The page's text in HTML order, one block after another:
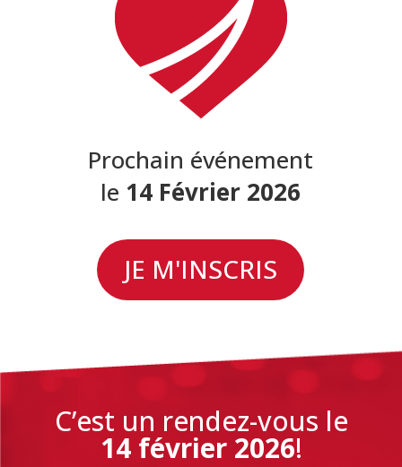
Prochain événement
le 14 Février 2026
JE M'INSCRIS
C’est un rendez-vous le
14 février 2026!